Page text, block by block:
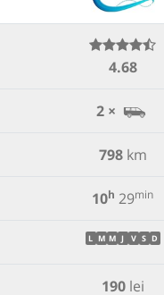
4.68
2 ×
798km
10h 29min
L M M J V S D
190lei